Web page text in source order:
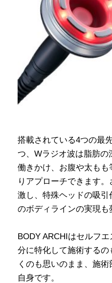
搭載されている4つの最
つ、Wラジオ波は脂肪の
働きかけ、お腹や太も
りアプローチできます
激し、特殊ヘッドの吸
のボディラインの実現も
BODY ARCHIはセルフ
分に特化して施術する
くのも思いのまま、施
自身です。